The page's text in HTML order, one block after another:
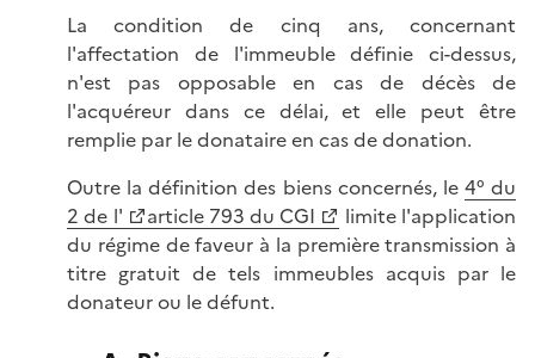
La condition de cinq ans, concernant
l'affectation de l'immeuble définie ci-dessus,
n'est pas opposable en cas de décès de
l'acquéreur dans ce délai, et elle peut être
remplie par le donataire en cas de donation.
Outre la définition des biens concernés, le 4° du
2 de l'
article 793 du CGI
limite l'application
du régime de faveur à la première transmission à
titre gratuit de tels immeubles acquis par le
donateur ou le défunt.